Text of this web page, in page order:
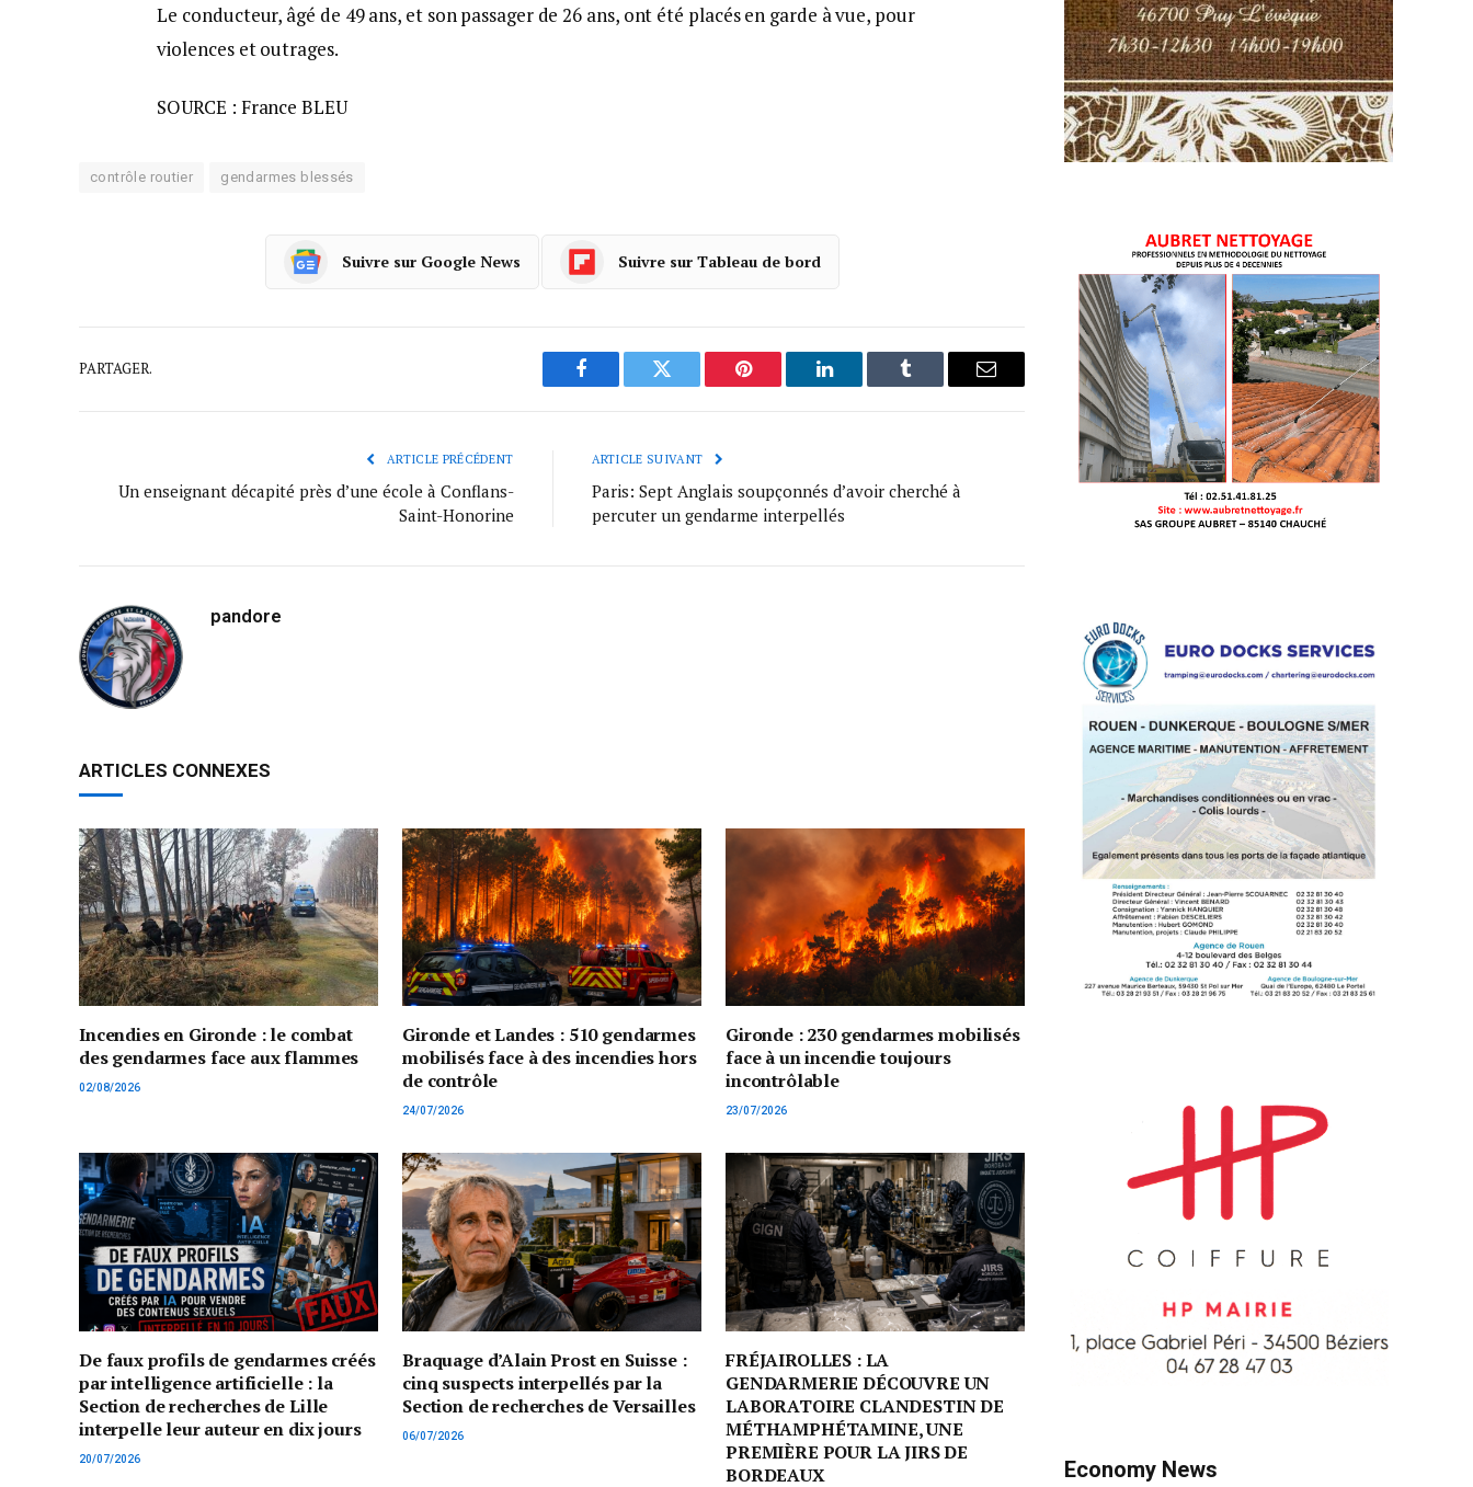
Le conducteur, âgé de 49 ans, et son passager de 26 ans, ont été placés en garde à vue, pour
violences et outrages.
SOURCE : France BLEU
contrôle routier gendarmes blessés
Suivre sur Google News Suivre sur Tableau de bord
PARTAGER.
Facebook Twitter Pinterest LinkedIn Tumblr Courriel
ARTICLE PRÉCÉDENT
Un enseignant décapité près d’une école à Conflans-
Saint-Honorine
ARTICLE SUIVANT
Paris: Sept Anglais soupçonnés d’avoir cherché à
percuter un gendarme interpellés
pandore
ARTICLES CONNEXES
Incendies en Gironde : le combat
des gendarmes face aux flammes
02/08/2026
Gironde et Landes : 510 gendarmes
mobilisés face à des incendies hors
de contrôle
24/07/2026
Gironde : 230 gendarmes mobilisés
face à un incendie toujours
incontrôlable
23/07/2026
De faux profils de gendarmes créés
par intelligence artificielle : la
Section de recherches de Lille
interpelle leur auteur en dix jours
20/07/2026
Braquage d’Alain Prost en Suisse :
cinq suspects interpellés par la
Section de recherches de Versailles
06/07/2026
FRÉJAIROLLES : LA
GENDARMERIE DÉCOUVRE UN
LABORATOIRE CLANDESTIN DE
MÉTHAMPHÉTAMINE, UNE
PREMIÈRE POUR LA JIRS DE
BORDEAUX
Economy News